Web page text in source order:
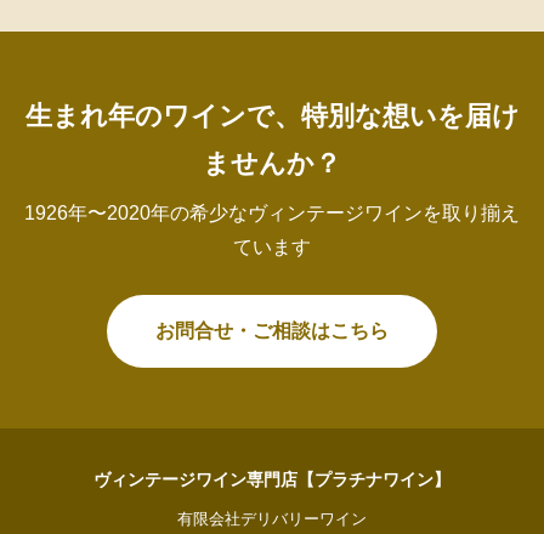
生まれ年のワインで、特別な想いを届け
ませんか？
1926年〜2020年の希少なヴィンテージワインを取り揃え
ています
お問合せ・ご相談はこちら
ヴィンテージワイン専門店【プラチナワイン】
有限会社デリバリーワイン